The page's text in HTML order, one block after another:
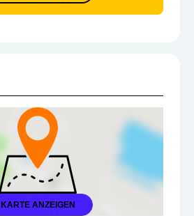
KARTE ANZEIGEN